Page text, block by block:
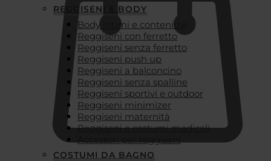
REGGISENI E BODY
Body intimi e contenitivi
Reggiseni con ferretto
Reggiseni senza ferretto
Reggiseni push up
Reggiseni a balconcino
Reggiseni senza spalline
Reggiseni sportivi e outdoor
Reggiseni minimizer
Reggiseni maternità
Reggiseni e costumi medicali
Accessori per reggiseni
COSTUMI DA BAGNO